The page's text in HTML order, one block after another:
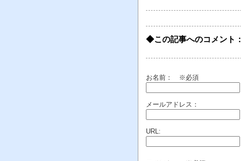
◆この記事へのコメント：
お名前： ※必須
メールアドレス：
URL: